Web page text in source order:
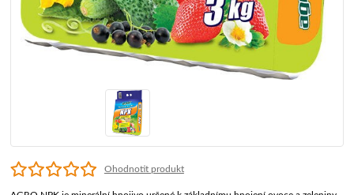
Ohodnotit produkt